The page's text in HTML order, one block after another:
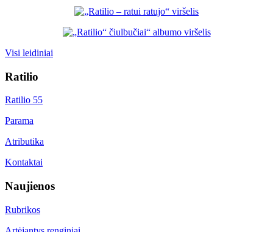
Visi leidiniai
Ratilio
Ratilio 55
Parama
Atributika
Kontaktai
Naujienos
Rubrikos